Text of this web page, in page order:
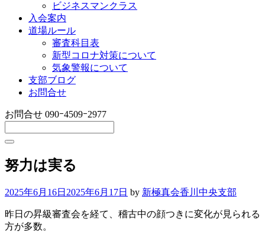
ビジネスマンクラス
入会案内
道場ルール
審査科目表
新型コロナ対策について
気象警報について
支部ブログ
お問合せ
お問合せ 090ｰ4509ｰ2977
努力は実る
2025年6月16日 2025年6月17日 by 新極真会香川中央支部
昨日の昇級審査会を経て、稽古中の顔つきに変化が見られる
方が多数。